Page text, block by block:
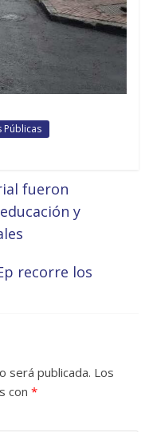
Públicas
fueron
y
recorre los
será publicada. Los
con*